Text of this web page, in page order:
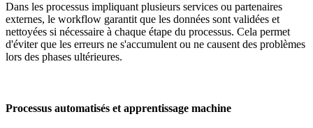
Dans les processus impliquant plusieurs services ou partenaires
externes, le workflow garantit que les données sont validées et
nettoyées si nécessaire à chaque étape du processus. Cela permet
d'éviter que les erreurs ne s'accumulent ou ne causent des problèmes
lors des phases ultérieures.
Processus automatisés et apprentissage machine